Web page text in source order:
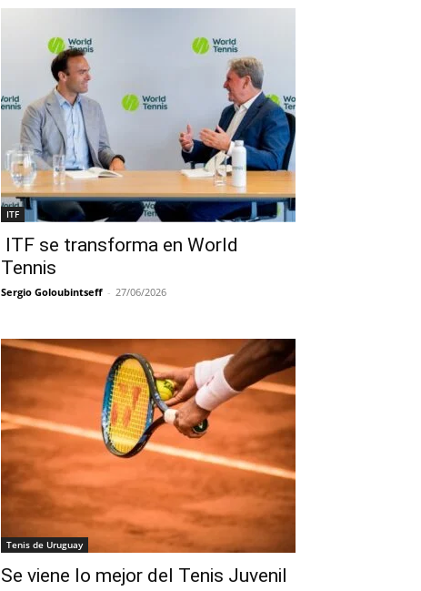
ITF
ITF se transforma en World
Tennis
Sergio Goloubintseff - 27/06/2026
Tenis de Uruguay
Se viene lo mejor del Tenis Juvenil